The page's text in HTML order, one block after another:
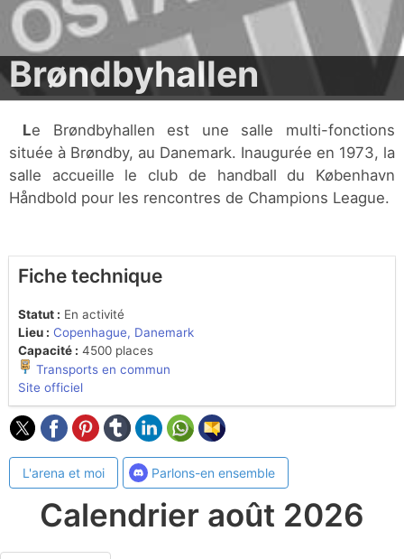
Brøndbyhallen
Le Brøndbyhallen est une salle multi-fonctions
située à Brøndby, au Danemark. Inaugurée en 1973, la
salle accueille le club de handball du København
Håndbold pour les rencontres de Champions League.
Fiche technique
Statut : En activité
Lieu : Copenhague, Danemark
Capacité : 4500 places
Transports en commun
Site officiel
L'arena et moi Parlons-en ensemble
Calendrier août 2026